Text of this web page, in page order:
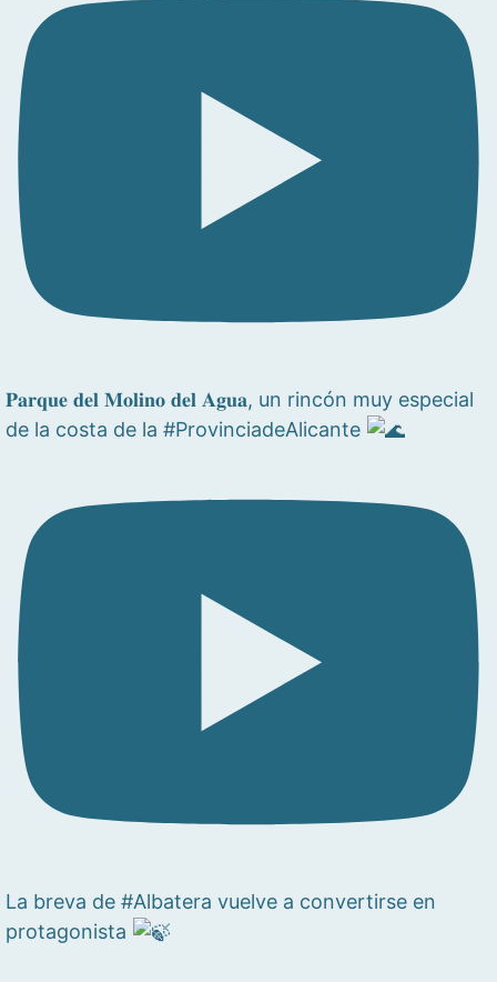
𝐏𝐚𝐫𝐪𝐮𝐞 𝐝𝐞𝐥 𝐌𝐨𝐥𝐢𝐧𝐨 𝐝𝐞𝐥 𝐀𝐠𝐮𝐚, un rincón muy especial
de la costa de la #ProvinciadeAlicante
La breva de #Albatera vuelve a convertirse en
protagonista